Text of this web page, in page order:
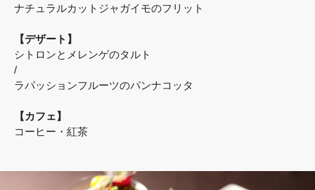
ナチュラルカットジャガイモのフリット
【デザート】
シトロンとメレンゲのタルト
/
ラパッションフルーツのパンナコッタ
【カフェ】
コーヒー・紅茶